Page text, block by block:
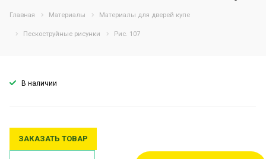
Главная Материалы Материалы для дверей купе
Пескоструйные рисунки Рис. 107
В наличии
ЗАКАЗАТЬ ТОВАР